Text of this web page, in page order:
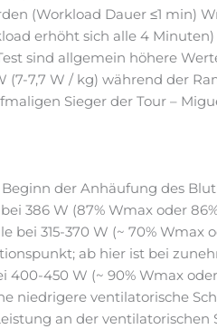
(Workload Dauer ≤1 min)
erhöht sich alle 4
sind allgemein höhere
(7-7,7 W / kg) während der
Sieger der Tour –
der Anhäufung des
386 W (87% Wmax oder
bei 315-370 W (~ 70% Wmax
ab hier ist bei
450 W (~ 90% Wmax
niedrigere ventilatorische
an der